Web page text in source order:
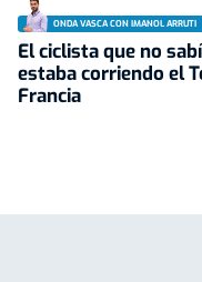
ONDA VASCA CON IMANOL ARRUTI
El ciclista que no
estaba corriendo el
Francia